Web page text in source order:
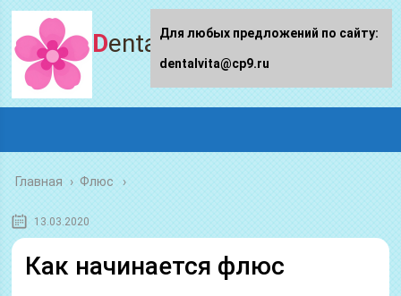
Dentalvita.ru
Главная › Флюс
13.03.2020
Как начинается флюс
Для любых предложений по сайту:
dentalvita@cp9.ru